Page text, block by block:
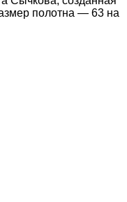
полотна — 63 на